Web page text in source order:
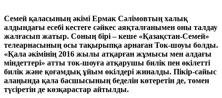
Семей қаласының әкімі Ермак Сәлімовтың халық
алдындағы есебі кестеге сәйкес аяқталғанымен оны талдау
жалғасып жатыр. Соның бірі – кеше «Қазақстан-Семей»
телеарнасының осы тақырыпқа арнаған Ток-шоуы болды.
«Қала әкімінің 2016 жылы атқарған жұмысы мен алдағы
міндеттері» атты ток-шоуға атқарушы билік пен өкілетті
билік және қоғамдық ұйым өкілдері жиналды. Пікір-сайыс
алаңында қала басшысының беделін көтеретін де, төмен
түсіретін де көзқарастар айтылды.